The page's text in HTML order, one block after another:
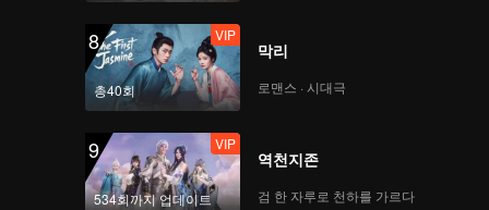
8
총40회
VIP
막리
로맨스 · 시대극
9
534회까지 업데이트
VIP
역천지존
검 한 자루로 천하를 가르다